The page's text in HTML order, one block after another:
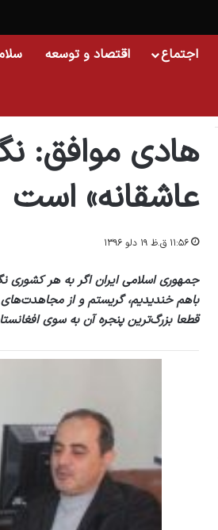
اجتماع اقتصاد و توسعه
هادی موافق:
عاشقانه» است
۱۱:۵۶ ق.ظ ۱۹ دلو ۱۳۹۶
جمهوری اسلامی ایران اگر به هر کشوری
باهم خندیدیم، گریستم و از مجاهدت‌های
قطعا بزرگ‌ترین پنجره آن به سوی